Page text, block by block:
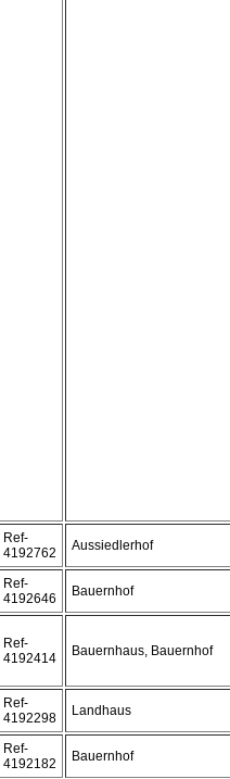
Ref-
4192762
Aussiedlerhof
Ref-
4192646
Bauernhof
Ref-
4192414
Bauernhaus, Bauernhof
Ref-
4192298
Landhaus
Ref-
4192182
Bauernhof